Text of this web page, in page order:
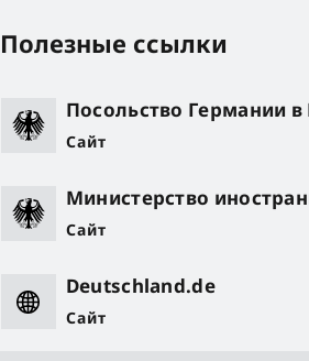
Полезные ссылки
Посольство Германии
Сайт
Министерство
Сайт
Deutschland.de
Сайт